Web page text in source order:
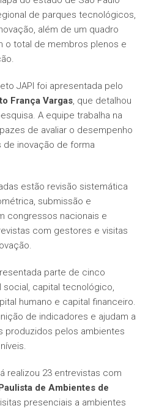
JAPI foi apresentada pelo
França Vargas, que detalhou
A equipe trabalha na
de avaliar o desempenho
inovação de forma
estão revisão sistemática
submissão e
congressos nacionais e
com gestores e visitas
parte de cinco
capital tecnológico,
humano e capital financeiro.
de indicadores e ajudam a
produzidos pelos ambientes
realizou 23 entrevistas com
de Ambientes de
presenciais a ambientes